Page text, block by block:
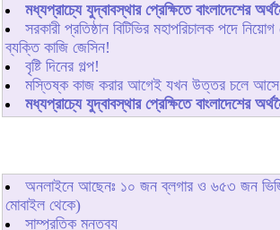
মধ্যপ্রাচ্যে যুদ্বাবস্থার প্রেক্ষিতে বাংলাদেশের
সরকারী প্রতিষ্ঠান বিটিভির মহাপরিচালক পদে
ব্যক্তি কাজি জেসিন!
বৃষ্টি দিনের গল্প!
মস্তিষ্ক কাজ করার আগেই যখন উত্তর চলে আসে
মধ্যপ্রাচ্যে যুদ্বাবস্থার প্রেক্ষিতে বাংলাদেশের
অনলাইনে আছেনঃ ১০ জন ব্লগার ও ৬৫৩ জন
মোবাইল থেকে)
সাম্প্রতিক মন্তব্য